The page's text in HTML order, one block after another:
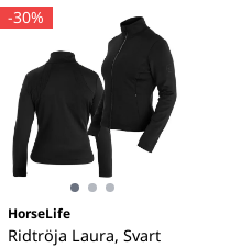
-30%
HorseLife
Ridtröja Laura, Svart